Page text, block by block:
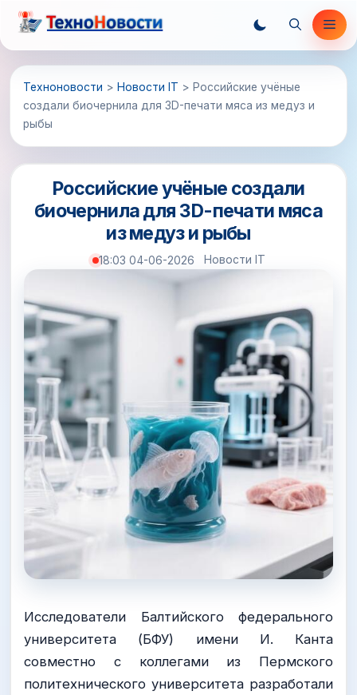
Перейти
содержимому
Техноновости > Новости IT > Российские учёные
создали биочернила для 3D-печати мяса из медуз и
рыбы
Российские учёные создали
биочернила для 3D-печати мяса
из медуз и рыбы
18:03 04-06-2026 Новости IT
Исследователи Балтийского федерального
университета (БФУ) имени И. Канта
совместно с коллегами из Пермского
политехнического университета разработали